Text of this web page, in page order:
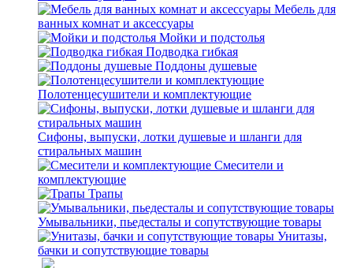
Мебель для
ванных комнат и аксессуары
Мойки и подстолья
Подводка гибкая
Поддоны душевые
Полотенцесушители и комплектующие
Сифоны, выпуски, лотки душевые и шланги для
стиральных машин
Смесители и
комплектующие
Трапы
Умывальники, пьедесталы и сопутствующие товары
Унитазы,
бачки и сопутствующие товары